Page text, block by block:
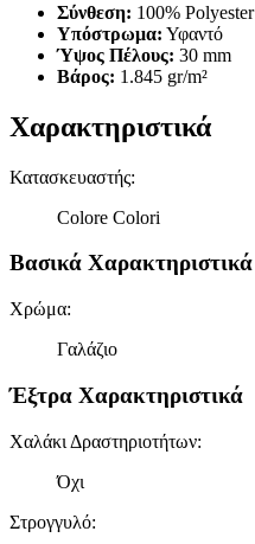
Σύνθεση: 100% Polyester
Υπόστρωμα: Υφαντό
Ύψος Πέλους: 30 mm
Βάρος: 1.845 gr/m²
Χαρακτηριστικά
Κατασκευαστής:
Colore Colori
Βασικά Χαρακτηριστικά
Χρώμα:
Γαλάζιο
Έξτρα Χαρακτηριστικά
Χαλάκι Δραστηριοτήτων:
Όχι
Στρογγυλό: